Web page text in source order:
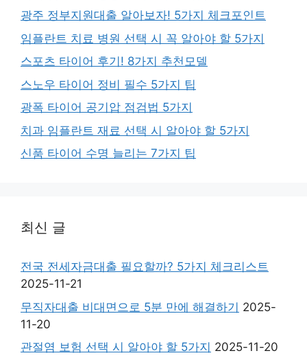
광주 정부지원대출 알아보자! 5가지 체크포인트
임플란트 치료 병원 선택 시 꼭 알아야 할 5가지
스포츠 타이어 후기! 8가지 추천모델
스노우 타이어 정비 필수 5가지 팁
광폭 타이어 공기압 점검법 5가지
치과 임플란트 재료 선택 시 알아야 할 5가지
신품 타이어 수명 늘리는 7가지 팁
최신 글
전국 전세자금대출 필요할까? 5가지 체크리스트
2025-11-21
무직자대출 비대면으로 5분 만에 해결하기 2025-
11-20
관절염 보험 선택 시 알아야 할 5가지 2025-11-20